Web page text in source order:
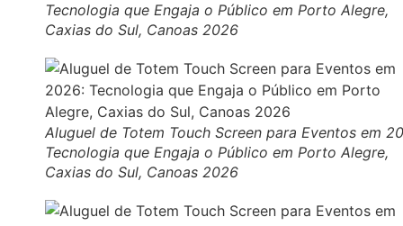
Tecnologia que Engaja o Público em Porto Alegre,
Caxias do Sul, Canoas 2026
Aluguel de Totem Touch Screen para Eventos em
Tecnologia que Engaja o Público em Porto Alegre,
Caxias do Sul, Canoas 2026